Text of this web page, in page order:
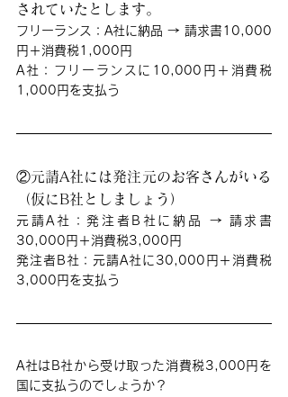
されていたとします。
フリーランス：A社に納品 → 請求書10,000
円＋消費税1,000円
A社：フリーランスに10,000円＋消費税
1,000円を支払う
②元請A社には発注元のお客さんがいる
（仮にB社としましょう）
元請 A社：発注者B社に納品 → 請求書
30,000円＋消費税3,000円
発注者B社： 元請A社に30,000円＋消費税
3,000円を支払う
A社はB社から受け取った消費税3,000円を
国に支払うのでしょうか？